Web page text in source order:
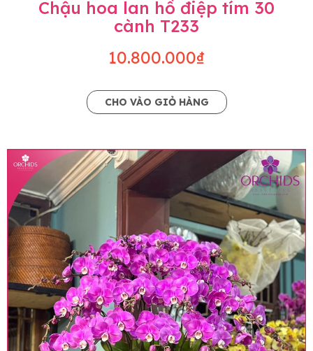
Chậu hoa lan hồ điệp tím 30
cành T233
10.800.000₫
CHO VÀO GIỎ HÀNG